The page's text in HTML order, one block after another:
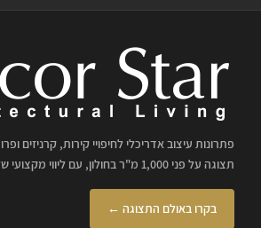
פתרונות עיצוב אדריכלי לחיפויי קירות, קרניזים
תצוגה על פני 1,000 מ"ר בחולון, עם ליווי מקצועי של מעצבי פנים.
בקרו באולם התצוגה ←